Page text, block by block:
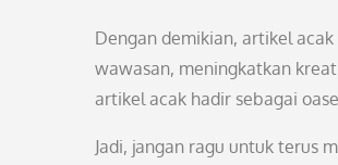
Dengan demikian, artikel
wawasan, meningkatkan
artikel acak hadir sebagai
Jadi, jangan ragu untuk terus